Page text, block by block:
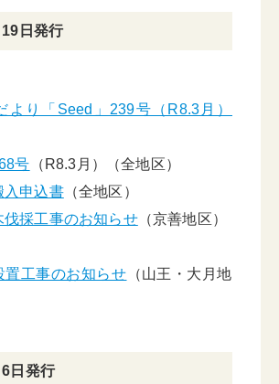
日発行
より「Seed」239号（R8.3月）
号 （R8.3月）（全地区）
入申込書（全地区）
伐採工事のお知らせ（京善地区）
置工事のお知らせ （山王・大月地
日発行